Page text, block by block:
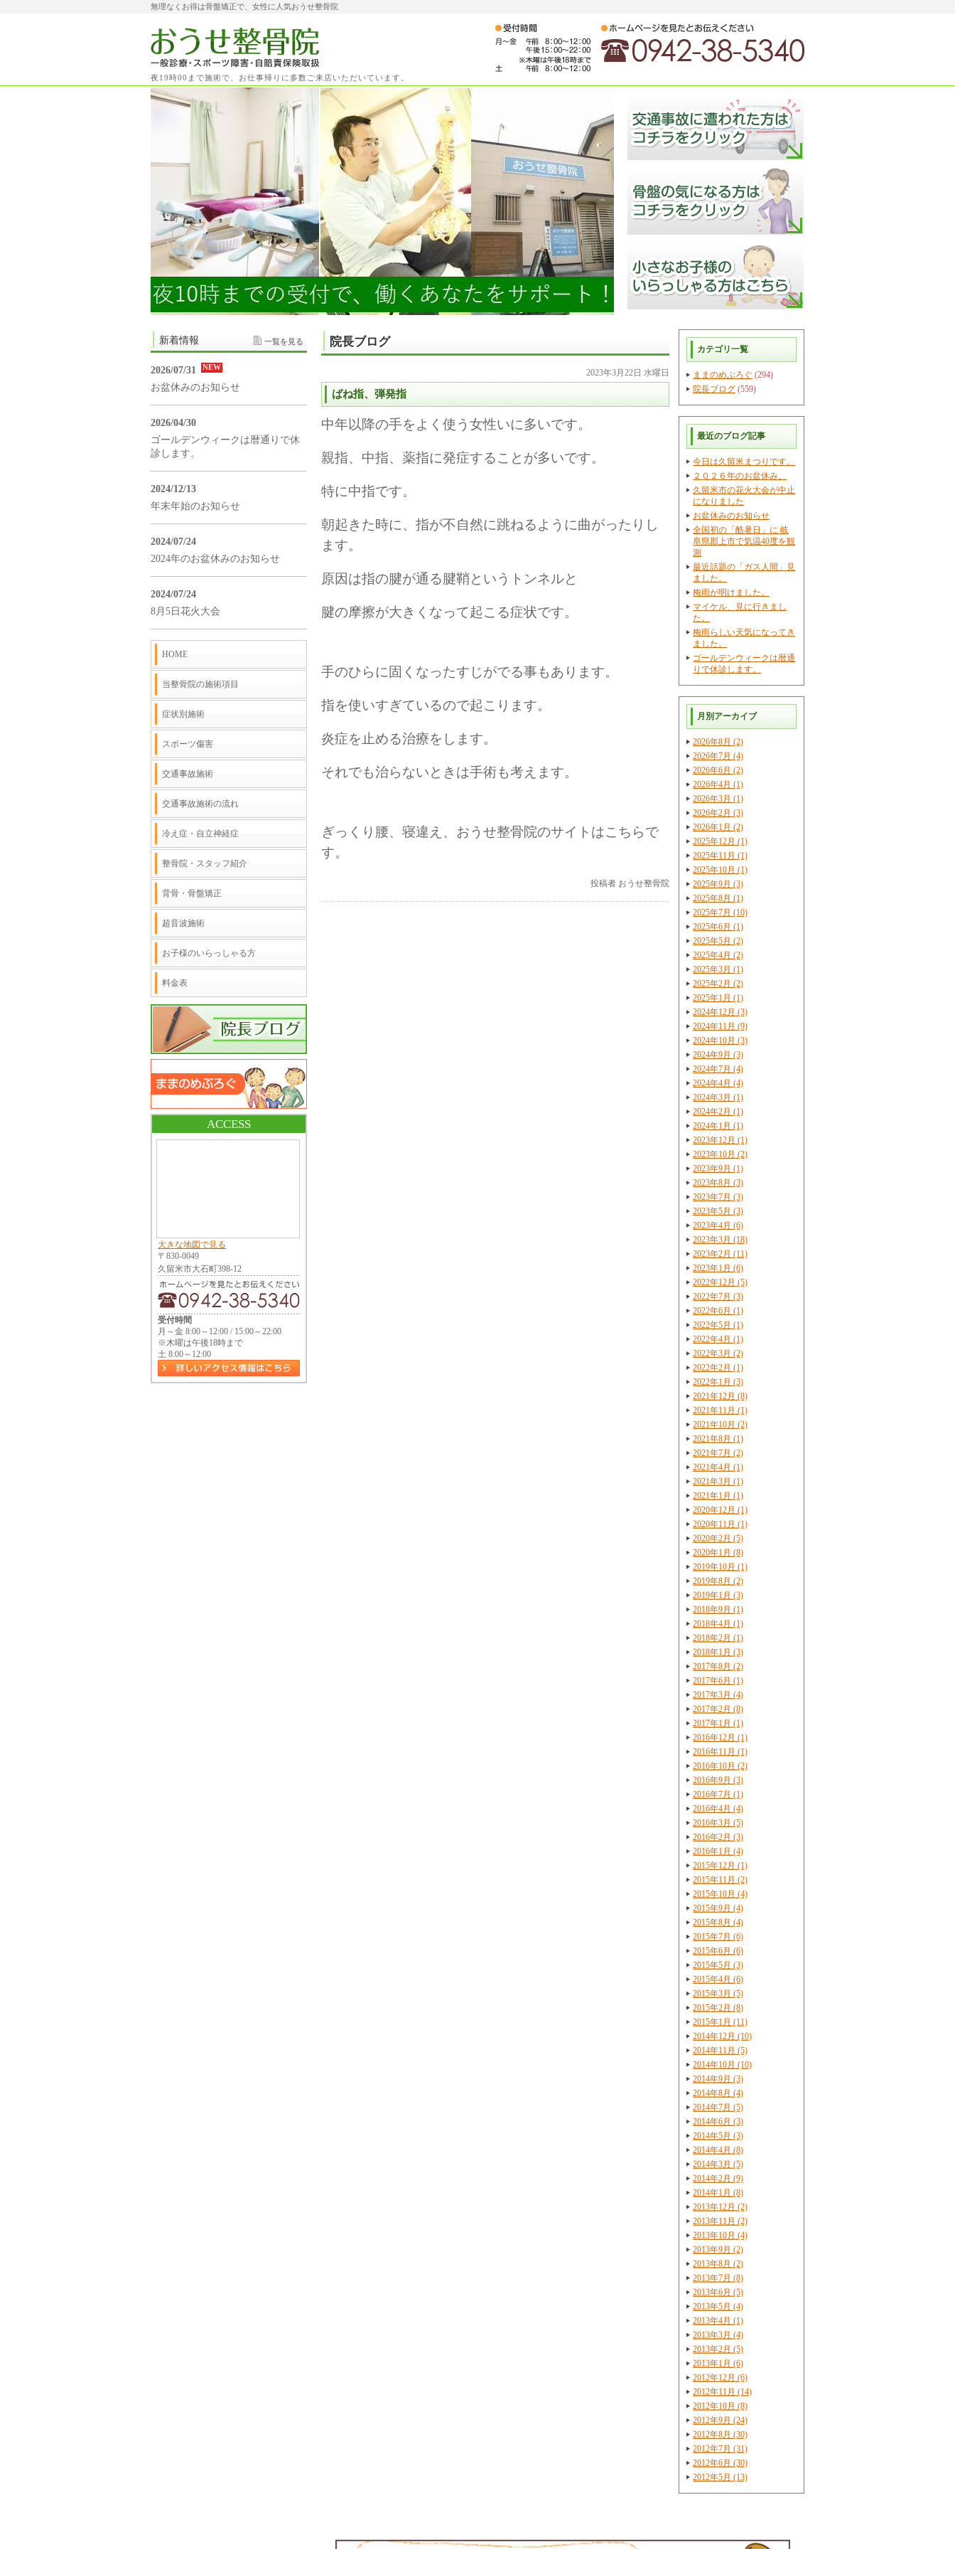
無理なくお得は骨盤矯正で、女性に人気おうせ整骨院
夜19時00まで施術で、お仕事帰りに多数ご来店いただいています。
院長ブログ
2023年3月22日 水曜日
ばね指、弾発指
中年以降の手をよく使う女性いに多いです。
親指、中指、薬指に発症することが多いです。
特に中指です。
朝起きた時に、指が不自然に跳ねるように曲がったりし
ます。
原因は指の腱が通る腱鞘というトンネルと
腱の摩擦が大きくなって起こる症状です。
手のひらに固くなったすじがでる事もあります。
指を使いすぎているので起こります。
炎症を止める治療をします。
それでも治らないときは手術も考えます。
ぎっくり腰、寝違え、おうせ整骨院のサイトはこちらで
す。
投稿者 おうせ整骨院
カテゴリ一覧
ままのめぶろぐ (294)
院長ブログ (559)
最近のブログ記事
今日は久留米まつりです。
２０２６年のお盆休み。
久留米市の花火大会が中止
になりました
お盆休みのお知らせ
全国初の「酷暑日」に 岐
阜県郡上市で気温40度を観
測
最近話題の「ガス人間」見
ました。
梅雨が明けました。
マイケル、見に行きまし
た。
梅雨らしい天気になってき
ました。
ゴールデンウィークは暦通
りで休診します。
月別アーカイブ
2026年8月 (2)
2026年7月 (4)
2026年6月 (2)
2026年4月 (1)
2026年3月 (1)
2026年2月 (3)
2026年1月 (2)
2025年12月 (1)
2025年11月 (1)
2025年10月 (1)
2025年9月 (3)
2025年8月 (1)
2025年7月 (10)
2025年6月 (1)
2025年5月 (2)
2025年4月 (2)
2025年3月 (1)
2025年2月 (2)
2025年1月 (1)
2024年12月 (3)
2024年11月 (9)
2024年10月 (3)
2024年9月 (3)
2024年7月 (4)
2024年4月 (4)
2024年3月 (1)
2024年2月 (1)
2024年1月 (1)
2023年12月 (1)
2023年10月 (2)
2023年9月 (1)
2023年8月 (3)
2023年7月 (3)
2023年5月 (3)
2023年4月 (6)
2023年3月 (18)
2023年2月 (11)
2023年1月 (6)
2022年12月 (5)
2022年7月 (3)
2022年6月 (1)
2022年5月 (1)
2022年4月 (1)
2022年3月 (2)
2022年2月 (1)
2022年1月 (3)
2021年12月 (8)
2021年11月 (1)
2021年10月 (2)
2021年8月 (1)
2021年7月 (2)
2021年4月 (1)
2021年3月 (1)
2021年1月 (1)
2020年12月 (1)
2020年11月 (1)
2020年2月 (5)
2020年1月 (8)
2019年10月 (1)
2019年8月 (2)
2019年1月 (3)
2018年9月 (1)
2018年4月 (1)
2018年2月 (1)
2018年1月 (3)
2017年8月 (2)
2017年6月 (1)
2017年3月 (4)
2017年2月 (8)
2017年1月 (1)
2016年12月 (1)
2016年11月 (1)
2016年10月 (2)
2016年9月 (3)
2016年7月 (1)
2016年4月 (4)
2016年3月 (5)
2016年2月 (3)
2016年1月 (4)
2015年12月 (1)
2015年11月 (2)
2015年10月 (4)
2015年9月 (4)
2015年8月 (4)
2015年7月 (6)
2015年6月 (6)
2015年5月 (3)
2015年4月 (6)
2015年3月 (5)
2015年2月 (8)
2015年1月 (11)
2014年12月 (10)
2014年11月 (5)
2014年10月 (10)
2014年9月 (3)
2014年8月 (4)
2014年7月 (5)
2014年6月 (3)
2014年5月 (3)
2014年4月 (8)
2014年3月 (5)
2014年2月 (9)
2014年1月 (8)
2013年12月 (2)
2013年11月 (2)
2013年10月 (4)
2013年9月 (2)
2013年8月 (2)
2013年7月 (8)
2013年6月 (5)
2013年5月 (4)
2013年4月 (1)
2013年3月 (4)
2013年2月 (5)
2013年1月 (6)
2012年12月 (6)
2012年11月 (14)
2012年10月 (8)
2012年9月 (24)
2012年8月 (30)
2012年7月 (31)
2012年6月 (30)
2012年5月 (13)
新着情報 一覧を見る
2026/07/31 NEW
お盆休みのお知らせ
2026/04/30
ゴールデンウィークは暦通りで休
診します。
2024/12/13
年末年始のお知らせ
2024/07/24
2024年のお盆休みのお知らせ
2024/07/24
8月5日花火大会
HOME
当整骨院の施術項目
症状別施術
スポーツ傷害
交通事故施術
交通事故施術の流れ
冷え症・自立神経症
整骨院・スタッフ紹介
背骨・骨盤矯正
超音波施術
お子様のいらっしゃる方
料金表
ACCESS
大きな地図で見る
〒830-0049
久留米市大石町398-12
受付時間
月～金 8:00～12:00 / 15:00～22:00
※木曜は午後18時まで
土 8:00～12:00